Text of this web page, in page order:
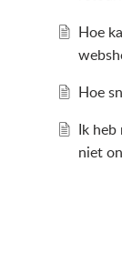
Hoe
Hoe
Ik
niet